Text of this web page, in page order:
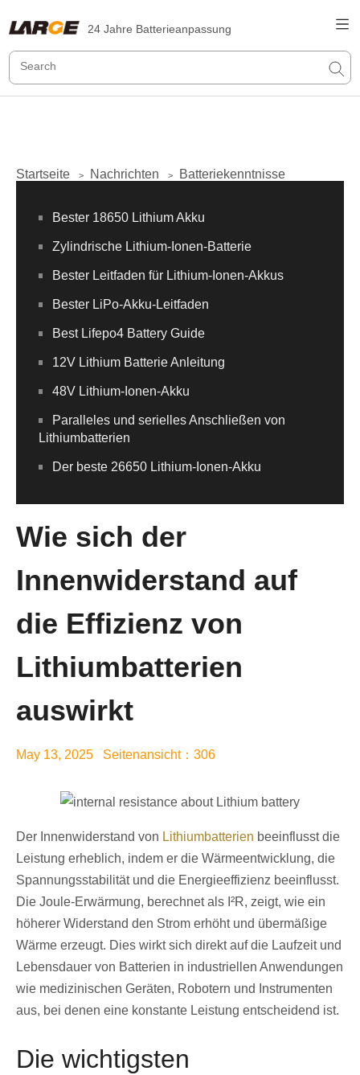
24 Jahre Batterieanpassung
Startseite > Nachrichten > Batteriekenntnisse
Bester 18650 Lithium Akku
Zylindrische Lithium-Ionen-Batterie
Bester Leitfaden für Lithium-Ionen-Akkus
Bester LiPo-Akku-Leitfaden
Best Lifepo4 Battery Guide
12V Lithium Batterie Anleitung
48V Lithium-Ionen-Akku
Paralleles und serielles Anschließen von
Lithiumbatterien
Der beste 26650 Lithium-Ionen-Akku
Wie sich der
Innenwiderstand auf
die Effizienz von
Lithiumbatterien
auswirkt
May 13, 2025 Seitenansicht：306
Der Innenwiderstand von Lithiumbatterien beeinflusst die
Leistung erheblich, indem er die Wärmeentwicklung, die
Spannungsstabilität und die Energieeffizienz beeinflusst.
Die Joule-Erwärmung, berechnet als I²R, zeigt, wie ein
höherer Widerstand den Strom erhöht und übermäßige
Wärme erzeugt. Dies wirkt sich direkt auf die Laufzeit und
Lebensdauer von Batterien in industriellen Anwendungen
wie medizinischen Geräten, Robotern und Instrumenten
aus, bei denen eine konstante Leistung entscheidend ist.
Die wichtigsten